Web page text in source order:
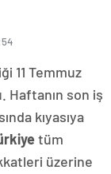
11 Temmuz
Haftanın son iş
kıyasıya
tüm
üzerine